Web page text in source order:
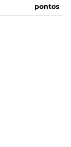
pontos